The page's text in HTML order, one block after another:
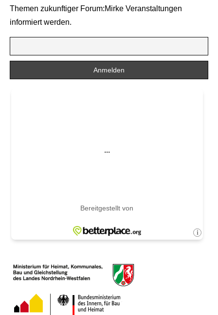
Themen zukunftiger Forum:Mirke Veranstaltungen
informiert werden.